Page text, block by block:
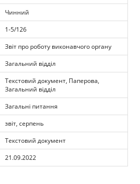
Прозорість влади
Документи
Чинний
1-5/126
Звіт про роботу виконавчого органу
Загальний відділ
Текстовий документ, Паперова,
Загальний відділ
Загальні питання
звіт, серпень
Текстовий документ
21.09.2022